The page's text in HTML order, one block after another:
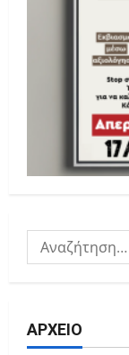
Αναζήτηση
για:
ΑΡΧΕΙΟ